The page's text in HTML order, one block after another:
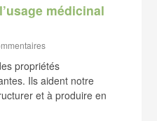
médicinal
propriétés
Ils aident notre
et à produire en